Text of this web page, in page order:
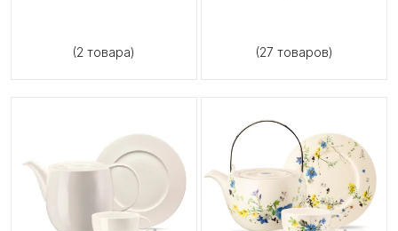
(2 товара) (27 товаров)